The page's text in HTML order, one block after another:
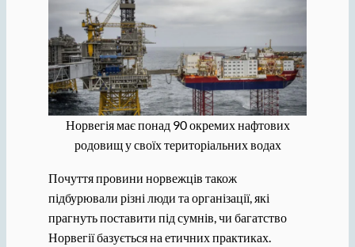
Норвегія має понад 90 окремих нафтових
родовищ у своїх територіальних водах
Почуття провини норвежців також
підбурювали різні люди та організації, які
прагнуть поставити під сумнів, чи багатство
Норвегії базується на етичних практиках.